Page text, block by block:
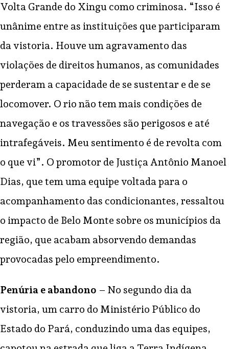
Volta Grande do Xingu como criminosa. “Isso é
unânime entre as instituições que participaram
da vistoria. Houve um agravamento das
violações de direitos humanos, as comunidades
perderam a capacidade de se sustentar e de se
locomover. O rio não tem mais condições de
navegação e os travessões são perigosos e até
intrafegáveis. Meu sentimento é de revolta com
o que vi”. O promotor de Justiça Antônio Manoel
Dias, que tem uma equipe voltada para o
acompanhamento das condicionantes, ressaltou
o impacto de Belo Monte sobre os municípios da
região, que acabam absorvendo demandas
provocadas pelo empreendimento.
Penúria e abandono – No segundo dia da
vistoria, um carro do Ministério Público do
Estado do Pará, conduzindo uma das equipes,